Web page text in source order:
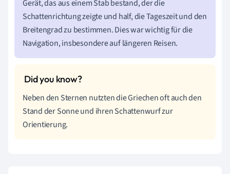
Gerät, das aus einem Stab bestand, der die
Schattenrichtung zeigte und half, die Tageszeit und den
Breitengrad zu bestimmen. Dies war wichtig für die
Navigation, insbesondere auf längeren Reisen.
Neben den Sternen nutzten die Griechen oft auch den
Stand der Sonne und ihren Schattenwurf zur
Orientierung.